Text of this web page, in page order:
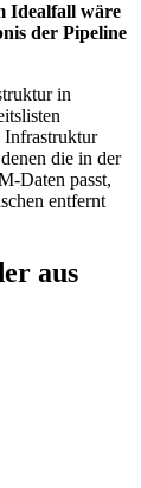
Idealfall wäre
der Pipeline
in
Infrastruktur
die in der
Daten passt,
entfernt
aus